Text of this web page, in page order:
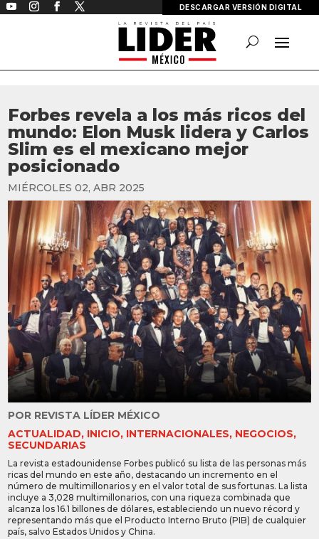
DESCARGAR VERSIÓN DIGITAL
Forbes revela a los más ricos del
mundo: Elon Musk lidera y Carlos
Slim es el mexicano mejor
posicionado
MIÉRCOLES 02, ABR 2025
POR REVISTA LÍDER MÉXICO
ACTUALIDAD, INICIO, INTERNACIONALES, NEGOCIOS,
SECUNDARIAS
La revista estadounidense Forbes publicó su lista de las personas más
ricas del mundo en este año, destacando un incremento en el
número de multimillonarios y en el valor total de sus fortunas. La lista
incluye a 3,028 multimillonarios, con una riqueza combinada que
alcanza los 16.1 billones de dólares, estableciendo un nuevo récord y
representando más que el Producto Interno Bruto (PIB) de cualquier
país, salvo Estados Unidos y China.